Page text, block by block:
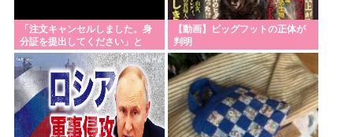
【謎】高市早苗の「高市」と「早苗」の出処が不明
だと戦慄が走る
パさん「難民を追い返す。そんな国でいいのか？入
管法強行抗議！」
【ラグビー】日本代表、歴史的初勝利ならず…オー
ストラリアに逆転負け 8戦全敗
「注文キャンセルしました。身
分証を提出してください」と
Amazonから突然のメール、怪
しすぎるのでカ
【動画】ビッグフットの正体が
判明